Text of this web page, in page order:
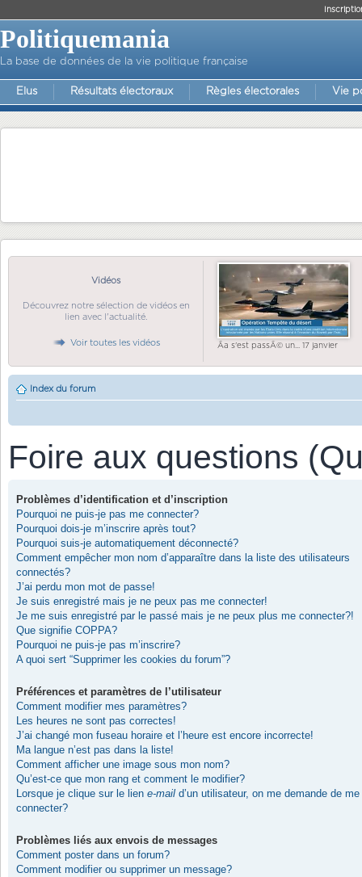
Politiquemania
La base de données de la vie politique française
Elus Résultats électoraux Règles électorales Vie
Vidéos
Découvrez notre sélection de vidéos en
lien avec l'actualité.
Voir toutes les vidéos Ãa s'est passÃ© un... 17 janvier
Index du forum
Foire aux questions
Problèmes d’identification et d’inscription
Pourquoi ne puis-je pas me connecter?
Pourquoi dois-je m’inscrire après tout?
Pourquoi suis-je automatiquement déconnecté?
Comment empêcher mon nom d’apparaître dans la liste des utilisateurs
connectés?
J’ai perdu mon mot de passe!
Je suis enregistré mais je ne peux pas me connecter!
Je me suis enregistré par le passé mais je ne peux plus me connecter?!
Que signifie COPPA?
Pourquoi ne puis-je pas m’inscrire?
A quoi sert “Supprimer les cookies du forum”?
Préférences et paramètres de l’utilisateur
Comment modifier mes paramètres?
Les heures ne sont pas correctes!
J’ai changé mon fuseau horaire et l’heure est encore incorrecte!
Ma langue n’est pas dans la liste!
Comment afficher une image sous mon nom?
Qu’est-ce que mon rang et comment le modifier?
Lorsque je clique sur le lien e-mail d’un utilisateur, on me demande de me
connecter?
Problèmes liés aux envois de messages
Comment poster dans un forum?
Comment modifier ou supprimer un message?